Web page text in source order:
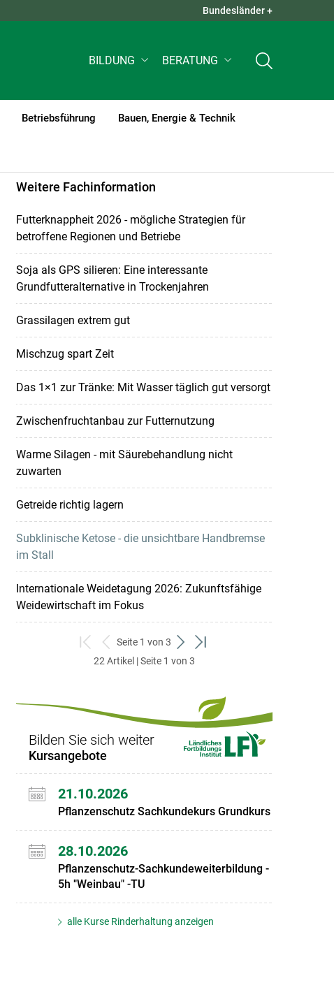
QUICK LINKS +
Bundesländer +
BILDUNG BERATUNG
Betriebsführung Bauen, Energie & Technik
Weitere Fachinformation
Futterknappheit 2026 - mögliche Strategien für
betroffene Regionen und Betriebe
Soja als GPS silieren: Eine interessante
Grundfutteralternative in Trockenjahren
Grassilagen extrem gut
Mischzug spart Zeit
Das 1×1 zur Tränke: Mit Wasser täglich gut versorgt
Zwischenfruchtanbau zur Futternutzung
Warme Silagen - mit Säurebehandlung nicht
zuwarten
Getreide richtig lagern
Subklinische Ketose - die unsichtbare Handbremse
im Stall
Internationale Weidetagung 2026: Zukunftsfähige
Weidewirtschaft im Fokus
zum
ersten
zurück
zum
Seite 1 von 3
weiter
zum
zum
22 Artikel | Seite 1 von 3
Bilden Sie sich weiter
Kursangebote
21.10.2026
Pflanzenschutz Sachkundekurs Grundkurs
28.10.2026
Pflanzenschutz-Sachkundeweiterbildung -
5h "Weinbau" -TU
alle Kurse Rinderhaltung anzeigen